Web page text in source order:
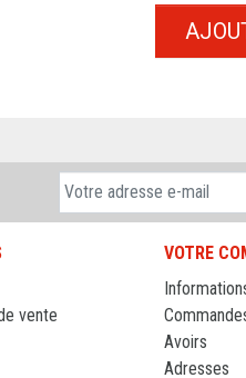
vente
VOTRE
Avoirs
Adresses